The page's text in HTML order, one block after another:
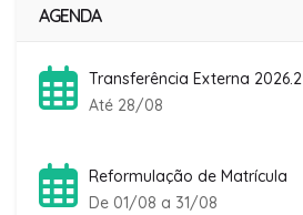
AGENDA
Transferência Externa 2026.2
Até 28/08
Reformulação de Matrícula
De 01/08 a 31/08